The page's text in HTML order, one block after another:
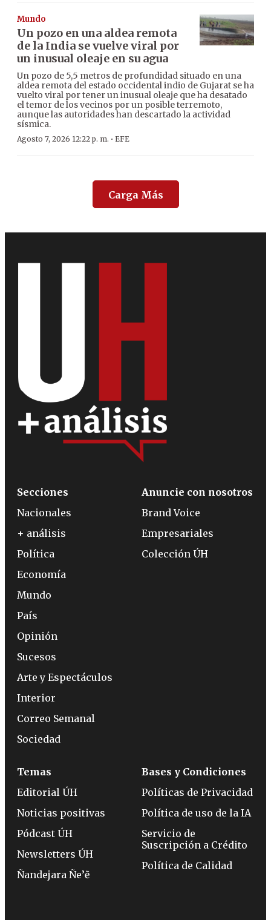
Mundo
Un pozo en una aldea remota
de la India se vuelve viral por
un inusual oleaje en su agua
Un pozo de 5,5 metros de profundidad situado en una
aldea remota del estado occidental indio de Gujarat se ha
vuelto viral por tener un inusual oleaje que ha desatado
el temor de los vecinos por un posible terremoto,
aunque las autoridades han descartado la actividad
sísmica.
Agosto 7, 2026 12:22 p. m. · EFE
Carga Más
Secciones
Nacionales
+ análisis
Política
Economía
Mundo
País
Opinión
Sucesos
Arte y Espectáculos
Interior
Correo Semanal
Sociedad
Anuncie con nosotros
Brand Voice
Empresariales
Colección ÚH
Temas
Editorial ÚH
Noticias positivas
Pódcast ÚH
Newsletters ÚH
Ñandejara Ñe’ẽ
Bases y Condiciones
Políticas de Privacidad
Política de uso de la IA
Servicio de
Suscripción a Crédito
Política de Calidad